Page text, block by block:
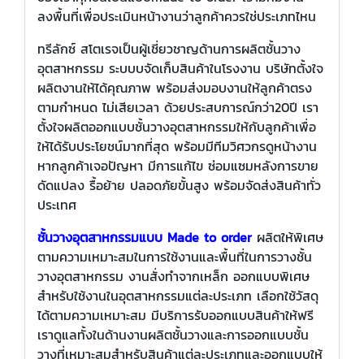
ลงพื้นที่เพื่อประเมินหน้างานว่าลูกค้าควรใช่ประเภทไหน
ทรีลักซ์ สโตเรจเป็นผู้เชี่ยวชาญด้านการผลิตชั้นวาง
อุตสาหกรรม ระบบบจัดเก็บสินค้าในโรงงาน บริษัทตั้งใจ
ผลิตงานให้ได้คุณภาพ พร้อมส่งมอบงานให้ลูกค้าตรง
ตามกำหนด ไม่เสียเวลา ด้วยประสบการณ์กว่า20ปี เรา
ตั้งใจผลิตออกแบบชั้นวางอุตสาหกรรมให้กับลูกค้าเพื่อ
ให้ได้รับประโยชน์มากที่สุด พร้อมมีทีมวิศวกรดูหน้างาน
หากลูกค้าเจอปัญหา มีการแก้ไข ซ่อมแซมหลังการขาย
ดัดแปลง รื้อย้าย ปลอดภัยขั้นสูง พร้อมจัดส่งสินค้าทั่ว
ประเทศ
ชั้นวางอุตสาหกรรมแบบ Made to orderผลิตให้พิเศษ
ตามความเหมาะสมในการใช้งานและพื้นที่ในการวางชั้น
วางอุตสาหกรรม งานสั่งทำจากเหล็ก ออกแบบพิเศษ
สำหรับใช้งานในอุตสาหกรรมแต่ละประเภท เลือกใช้วัสดุ
ได้ตามความเหมาะสม มีบริการรับออกแบบสินค้าให้ฟรี
เราดูแลทั้งในด้านงานผลิตชั้นวางและการออกแบบชั้น
วางที่เหมาะสมสำหรับสินค้าแต่ละประเภทและออกแบบให้